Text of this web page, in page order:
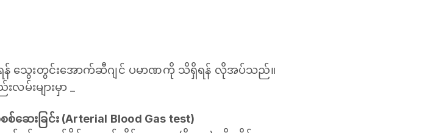
သွေးတွင်းအောက်ဆီဂျင် ပမာဏကို သိရှိရန် လိုအပ်သည်။
းများမှာ _
းခြင်း (Arterial Blood Gas test)